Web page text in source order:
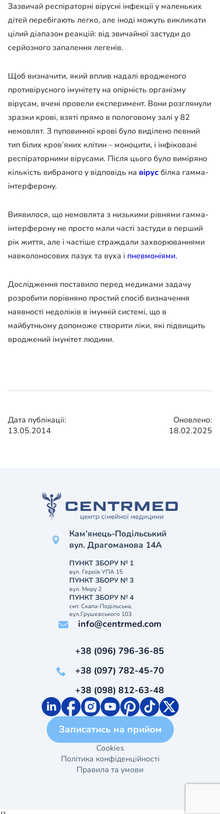
Зазвичай респіраторні вірусні інфекції у маленьких
дітей перебігають легко, але іноді можуть викликати
цілий діапазон реакцій: від звичайної застуди до
серйозного запалення легенів.
Щоб визначити, який вплив надалі вродженого
противірусного імунітету на опірність організму
вірусам, вчені провели експеримент. Вони розглянули
зразки крові, взяті прямо в пологовому залі у 82
немовлят. З пуповинної крові було виділено певний
тип білих кров’яних клітин – моноцити, і інфіковані
респіраторними вірусами. Після цього було виміряно
кількість вибраного у відповідь на вірусбілка гамма-
інтерферону.
Виявилося, що немовлята з низькими рівнями гамма-
інтерферону не просто мали часті застуди в перший
рік життя, але і частіше страждали захворюваннями
навколоносових пазух та вуха і пневмоніями.
Дослідження поставило перед медиками задачу
розробити порівняно простий спосіб визначення
наявності недоліків в імунній системі, що в
майбутньому допоможе створити ліки, які підвищить
вроджений імунітет людини.
Дата публікації:
13.05.2014
Оновлено:
18.02.2025
Кам’янець-Подільський
вул. Драгоманова 14А
ПУНКТ ЗБОРУ № 1
вул. Героїв УПА 15
ПУНКТ ЗБОРУ № 3
вул. Миру 2
ПУНКТ ЗБОРУ № 4
смт. Скала-Подільська,
вул.Грушевського 103
info@centrmed.com
+38 (096) 796-36-85
+38 (097) 782-45-70
+38 (098) 812-63-48
Записатись на прийом
Cookies
Політика конфіденційності
Правила та умови